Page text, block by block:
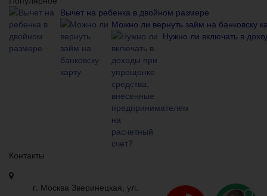
Вычет на ребенка в двойном размере
Можно ли вернуть займ на банковску
Нужно ли включать в
Контакты
г. Москва Зверинецкая, ул.